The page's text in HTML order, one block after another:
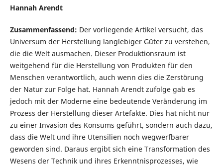
Hannah Arendt
Zusammenfassend: Der vorliegende Artikel versucht, das
Universum der Herstellung langlebiger Güter zu verstehen,
die die Welt ausmachen. Dieser Produktionsraum ist
weitgehend für die Herstellung von Produkten für den
Menschen verantwortlich, auch wenn dies die Zerstörung
der Natur zur Folge hat. Hannah Arendt zufolge gab es
jedoch mit der Moderne eine bedeutende Veränderung im
Prozess der Herstellung dieser Artefakte. Dies hat nicht nur
zu einer Invasion des Konsums geführt, sondern auch dazu,
dass die Welt und ihre Utensilien noch wegwerfbarer
geworden sind. Daraus ergibt sich eine Transformation des
Wesens der Technik und ihres Erkenntnisprozesses, wie